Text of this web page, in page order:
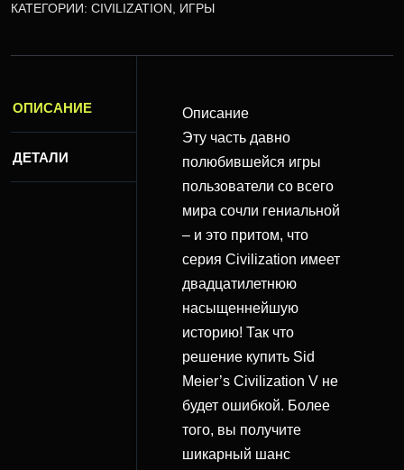
КАТЕГОРИИ: CIVILIZATION ИГРЫ
ОПИСАНИЕ
ДЕТАЛИ
Описание
Эту часть давно
полюбившейся игры
пользователи со всего
мира сочли гениальной
– и это притом, что
серия Civilization имеет
двадцатилетнюю
насыщеннейшую
историю! Так что
решение купить Sid
Meier’s Civilization V не
будет ошибкой. Более
того, вы получите
шикарный шанс